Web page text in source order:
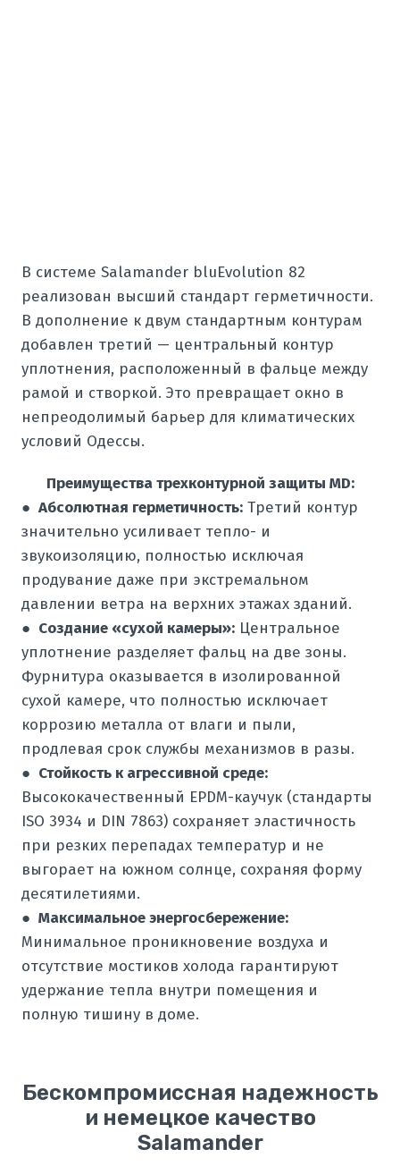
В системе Salamander bluEvolution 82
реализован высший стандарт герметичности.
В дополнение к двум стандартным контурам
добавлен третий — центральный контур
уплотнения, расположенный в фальце между
рамой и створкой. Это превращает окно в
непреодолимый барьер для климатических
условий Одессы.
Преимущества трехконтурной защиты MD:
● Абсолютная герметичность: Третий контур
значительно усиливает тепло- и
звукоизоляцию, полностью исключая
продувание даже при экстремальном
давлении ветра на верхних этажах зданий.
● Создание «сухой камеры»: Центральное
уплотнение разделяет фальц на две зоны.
Фурнитура оказывается в изолированной
сухой камере, что полностью исключает
коррозию металла от влаги и пыли,
продлевая срок службы механизмов в разы.
● Стойкость к агрессивной среде:
Высококачественный EPDM-каучук (стандарты
ISO 3934 и DIN 7863) сохраняет эластичность
при резких перепадах температур и не
выгорает на южном солнце, сохраняя форму
десятилетиями.
● Максимальное энергосбережение:
Минимальное проникновение воздуха и
отсутствие мостиков холода гарантируют
удержание тепла внутри помещения и
полную тишину в доме.
Бескомпромиссная надежность
и немецкое качество
Salamander